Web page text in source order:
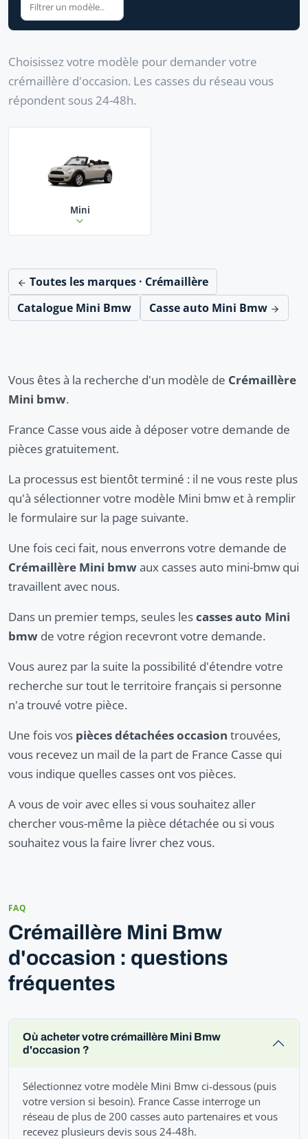
Choisissez votre modèle pour demander votre
crémaillère d'occasion. Les casses du réseau vous
répondent sous 24-48h.
Mini
Toutes les marques · Crémaillère
Catalogue Mini Bmw
Casse auto Mini Bmw
Vous êtes à la recherche d'un modèle de Crémaillère
Mini bmw.
France Casse vous aide à déposer votre demande de
pièces gratuitement.
La processus est bientôt terminé : il ne vous reste plus
qu'à sélectionner votre modèle Mini bmw et à remplir
le formulaire sur la page suivante.
Une fois ceci fait, nous enverrons votre demande de
Crémaillère Mini bmwaux casses auto mini-bmw qui
travaillent avec nous.
Dans un premier temps, seules lescasses auto Mini
bmw de votre région recevront votre demande.
Vous aurez par la suite la possibilité d'étendre votre
recherche sur tout le territoire français si personne
n'a trouvé votre pièce.
Une fois vos pièces détachées occasion trouvées,
vous recevez un mail de la part de France Casse qui
vous indique quelles casses ont vos pièces.
A vous de voir avec elles si vous souhaitez aller
chercher vous-même la pièce détachée ou si vous
souhaitez vous la faire livrer chez vous.
FAQ
Crémaillère Mini Bmw
d'occasion : questions
fréquentes
Où acheter votre crémaillère Mini Bmw
d'occasion ?
Sélectionnez votre modèle Mini Bmw ci-dessous (puis
votre version si besoin). France Casse interroge un
réseau de plus de 200 casses auto partenaires et vous
recevez plusieurs devis sous 24-48h.